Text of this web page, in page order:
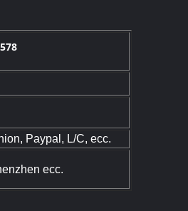
Paypal, L/C, ecc.
ecc.